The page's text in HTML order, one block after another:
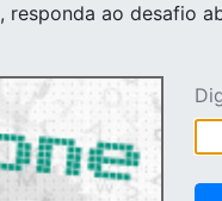
, responda ao desafio